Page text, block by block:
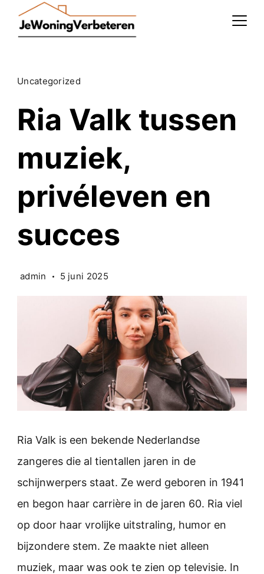
Uncategorized
Ria Valk tussen
muziek,
privéleven en
succes
admin 5 juni 2025
Ria Valk is een bekende Nederlandse
zangeres die al tientallen jaren in de
schijnwerpers staat. Ze werd geboren in 1941
en begon haar carrière in de jaren 60. Ria viel
op door haar vrolijke uitstraling, humor en
bijzondere stem. Ze maakte niet alleen
muziek, maar was ook te zien op televisie. In